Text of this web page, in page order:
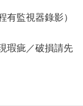
監視器錄影）
瑕疵／破損請先